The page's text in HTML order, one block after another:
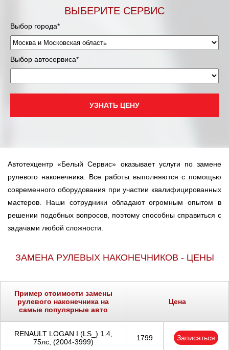
Нижневартовск
Новосибирск
Одинцово
Петрозаводск
Ростов-на-Дону
Самара
Солнцево
Сочи
Сургут
ВЫБЕРИТЕ СЕРВИС
Выбор города*
Выбор автосервиса*
УЗНАТЬ ЦЕНУ
Автотехцентр «Белый Сервис» оказывает услуги по замене
рулевого наконечника. Все работы выполняются с помощью
современного оборудования при участии квалифицированных
мастеров. Наши сотрудники обладают огромным опытом в
решении подобных вопросов, поэтому способны справиться с
задачами любой сложности.
ЗАМЕНА РУЛЕВЫХ НАКОНЕЧНИКОВ - ЦЕНЫ
Пример стоимости замены
рулевого наконечника на
самые популярные авто
Цена
RENAULT LOGAN I (LS_) 1.4,
75лс, (2004-3999)
1799 Записаться